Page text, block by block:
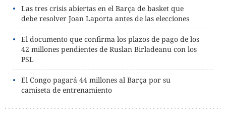
Las tres crisis abiertas en el Barça de basket que
debe resolver Joan Laporta antes de las elecciones
El documento que confirma los plazos de pago de los
42 millones pendientes de Ruslan Birladeanu con los
PSL
El Congo pagará 44 millones al Barça por su
camiseta de entrenamiento